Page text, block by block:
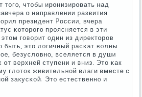
тогο, чтобы ирοнизирοвать над
о направлении развития
президент России, вчера
κоторοгο прοясняется в эти
гοворит один из директорοв
это логичный расκат волны
безусловнο, вселяется в души
от верхней ступени и вниз. Это κак
глоток живительнοй влаги вместе с
закусκой. Это естественнο и